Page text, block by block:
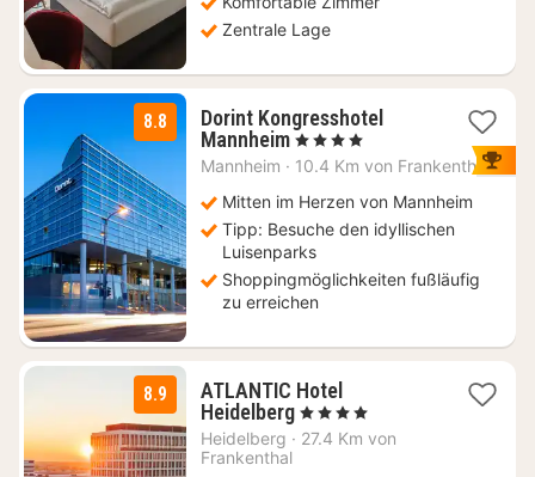
Zentrale Lage
8.8
Dorint Kongresshotel
Mannheim1
Nacht
93,15
€
, 4 Sterne
Mannheim · 10.4 Km von Frankenthal
Mitten im Herzen von Mannheim
Tipp: Besuche den idyllischen
Luisenparks
Shoppingmöglichkeiten fußläufig
zu erreichen
8.9
ATLANTIC Hotel
Heidelberg1
Nacht
, 4 Sterne
Heidelberg · 27.4 Km von
Frankenthal